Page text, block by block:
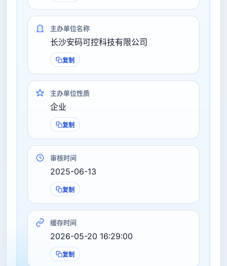
主办单位名称
长沙安码可控科技有限公司
复制
主办单位性质
企业
复制
审核时间
2025-06-13
复制
缓存时间
2026-05-20 16:29:00
复制